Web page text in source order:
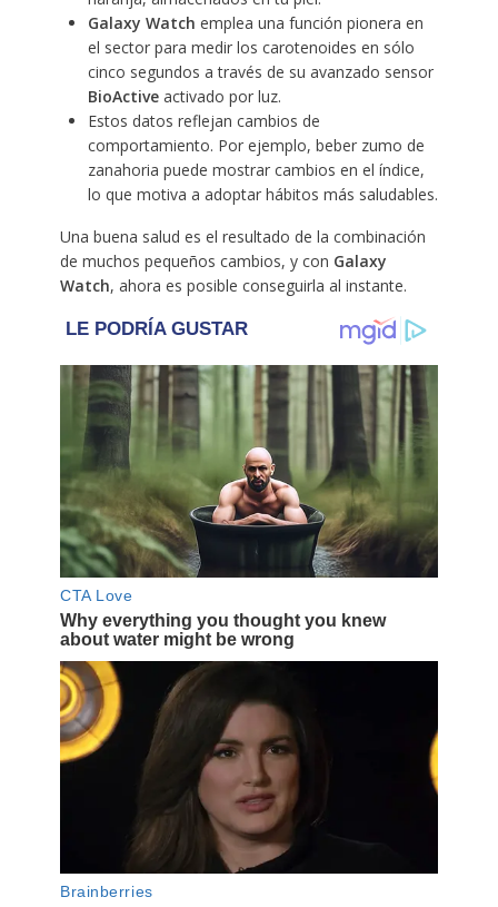
Galaxy Watch emplea una función pionera en
el sector para medir los carotenoides en sólo
cinco segundos a través de su avanzado sensor
BioActiveactivado por luz.
Estos datos reflejan cambios de
comportamiento. Por ejemplo, beber zumo de
zanahoria puede mostrar cambios en el índice,
lo que motiva a adoptar hábitos más saludables.
Una buena salud es el resultado de la combinación
de muchos pequeños cambios, y con Galaxy
Watch, ahora es posible conseguirla al instante.